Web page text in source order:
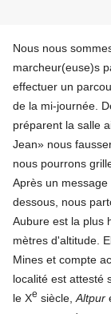
Nous nous
marcheur(euse)s
effectuer un
de la mi-journée.
préparent la salle
Jean» nous
nous pourrons
Après un
dessous, nous
Aubure est la plus
mètres d'altitude.
Mines et compte
localité est attesté
le Xe siècle, Altpur